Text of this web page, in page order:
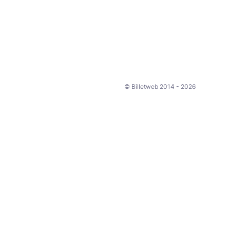
© Billetweb 2014 - 2026